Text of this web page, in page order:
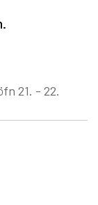
21. - 22.